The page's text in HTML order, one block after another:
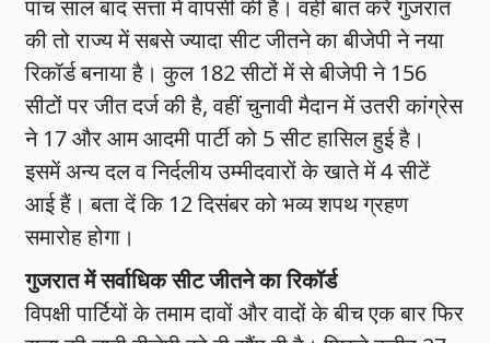
पांच साल बाद सत्ता में वापसी की है। वहीं बात करें गुजरात
की तो राज्य में सबसे ज्यादा सीट जीतने का बीजेपी ने नया
रिकॉर्ड बनाया है। कुल 182 सीटों में से बीजेपी ने 156
सीटों पर जीत दर्ज की है, वहीं चुनावी मैदान में उतरी कांग्रेस
ने 17 और आम आदमी पार्टी को 5 सीट हासिल हुई है।
इसमें अन्य दल व निर्दलीय उम्मीदवारों के खाते में 4 सीटें
आई हैं। बता दें कि 12 दिसंबर को भव्य शपथ ग्रहण
समारोह होगा।
गुजरात में सर्वाधिक सीट जीतने का रिकॉर्ड
विपक्षी पार्टियों के तमाम दावों और वादों के बीच एक बार फिर